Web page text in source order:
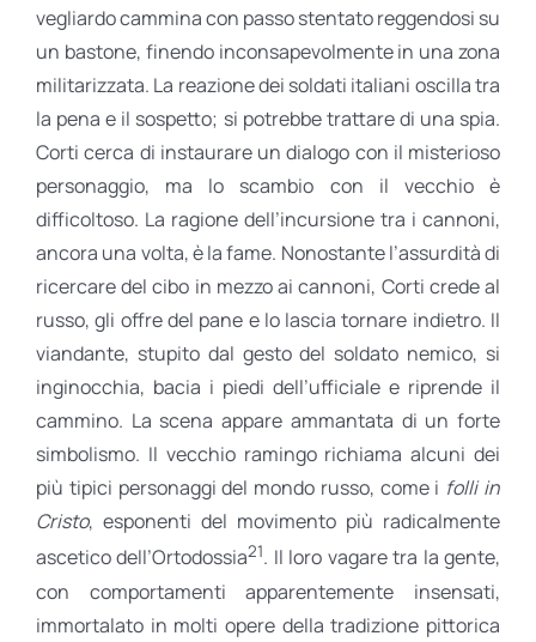
vegliardo cammina con passo stentato reggendosi su
un bastone, finendo inconsapevolmente in una zona
militarizzata. La reazione dei soldati italiani oscilla tra
la pena e il sospetto; si potrebbe trattare di una spia.
Corti cerca di instaurare un dialogo con il misterioso
personaggio, ma lo scambio con il vecchio è
difficoltoso. La ragione dell’incursione tra i cannoni,
ancora una volta, è la fame. Nonostante l’assurdità di
ricercare del cibo in mezzo ai cannoni, Corti crede al
russo, gli offre del pane e lo lascia tornare indietro. Il
viandante, stupito dal gesto del soldato nemico, si
inginocchia, bacia i piedi dell’ufficiale e riprende il
cammino. La scena appare ammantata di un forte
simbolismo. Il vecchio ramingo richiama alcuni dei
più tipici personaggi del mondo russo, come i folli in
Cristo, esponenti del movimento più radicalmente
ascetico dell’Ortodossia21. Il loro vagare tra la gente,
con comportamenti apparentemente insensati,
immortalato in molti opere della tradizione pittorica